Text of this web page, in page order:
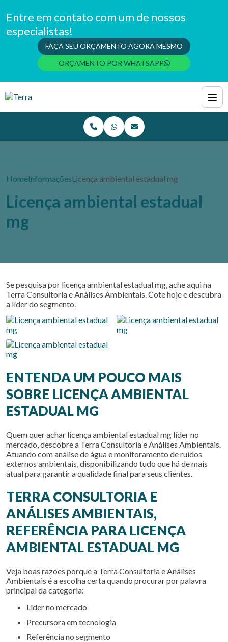
Entre em contato com um de nossos
especialistas!
FAÇA SEU ORÇAMENTO AGORA MESMO
ORÇAMENTO POR WHATSAPP
HomeInformaçõesLicença ambiental estadual mg
Licença ambiental estadual
mg
Se pesquisa por licença ambiental estadual mg, ache aqui na
Terra Consultoria e Análises Ambientais. Cote hoje e descubra
a líder do segmento.
ENTENDA UM POUCO MAIS
SOBRE LICENÇA AMBIENTAL
ESTADUAL MG
Quem quer achar licença ambiental estadual mg líder no
mercado, descobre a Terra Consultoria e Análises Ambientais.
Atuando com análise de água e monitoramento de ruídos
externos ambientais, disponibilizando tudo que há de mais
atual para garantir a qualidade final para seus clientes.
TERRA CONSULTORIA E
ANÁLISES AMBIENTAIS,
REFERÊNCIA PARA LICENÇA
AMBIENTAL ESTADUAL MG
Veja boas razões porque a Terra Consultoria e Análises
Ambientais é a escolha certa quando procurar por palavra
principal da categoria:
líder no mercado
precursora em tecnologia
referência no segmento